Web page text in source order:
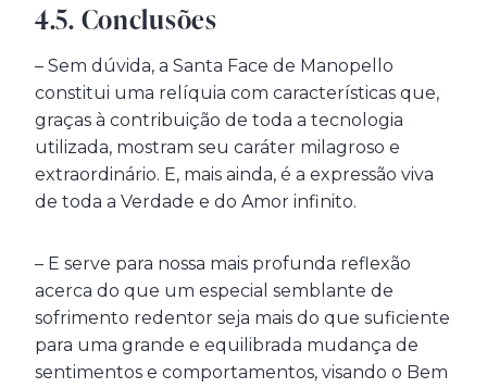
4.5. Conclusões
– Sem dúvida, a Santa Face de Manopello
constitui uma relíquia com características que,
graças à contribuição de toda a tecnologia
utilizada, mostram seu caráter milagroso e
extraordinário. E, mais ainda, é a expressão viva
de toda a Verdade e do Amor infinito.
– E serve para nossa mais profunda reflexão
acerca do que um especial semblante de
sofrimento redentor seja mais do que suficiente
para uma grande e equilibrada mudança de
sentimentos e comportamentos, visando o Bem